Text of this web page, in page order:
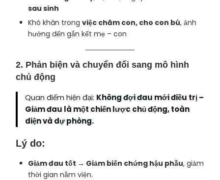
sau sinh
Khó khăn trong việc chăm con, cho con bú, ảnh
hưởng đến gắn kết mẹ – con
2. Phản biện và chuyển đổi sang mô hình
chủ động
Quan điểm hiện đại: Không đợi đau mới điều trị –
Giảm đau là một chiến lược chủ động, toàn
diện và dự phòng.
Lý do:
Giảm đau tốt → Giảm biến chứng hậu phẫu, giảm
thời gian nằm viện.